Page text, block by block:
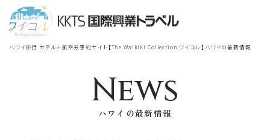
ハワイ旅行 ホテル＋航空券予約サイト【The Waikiki Collection ワイコレ】ハワイの最新情報
News
ハワイの最新情報
TOP
ロイヤルハワイアン ラグジュアリー
宿泊 ＋ 航空券